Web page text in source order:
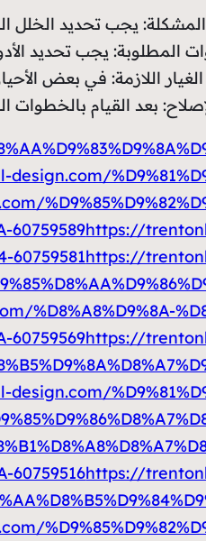
يجب تحديد الخلل
المطلوبة: يجب تحديد
اللازمة: في بعض
بعد القيام
60759589https://
60759581https://
%D8%A8%D9%8A-
60759569https://
60759516https://